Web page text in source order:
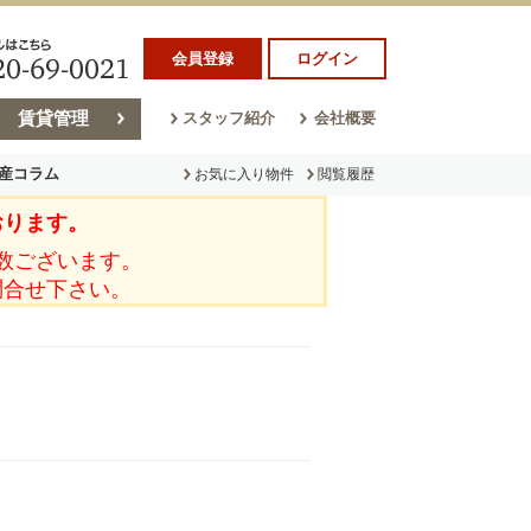
会員登録 ログイン
賃貸管理 スタッフ紹介 会社概要
コラム
ム
お気に入り物件 閲覧履歴
ます。
ざいます。
せ下さい。